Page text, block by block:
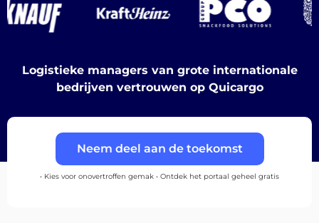
Nederlands
Inloggen
Aanmelden
Logistieke managers van grote internationale
bedrijven vertrouwen op Quicargo
Neem deel aan de toekomst
• Kies voor onovertroffen gemak • Ontdek het portaal geheel gratis